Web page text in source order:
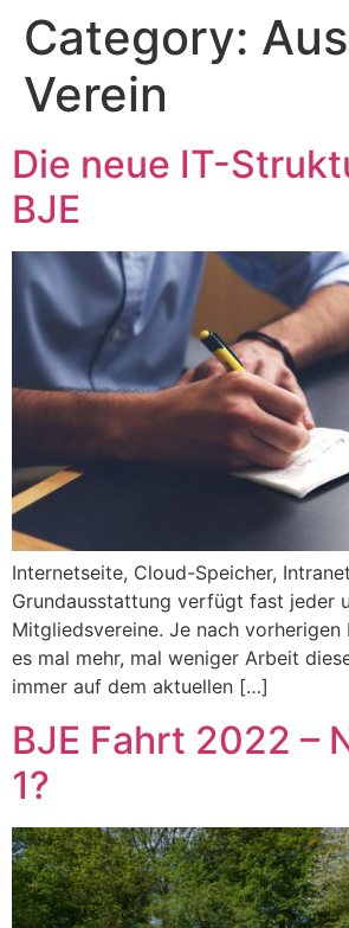
Category:
Verein
Die neue IT-
BJE
Internetseite, Cloud-Speicher,
Grundausstattung verfügt fast jeder
Mitgliedsvereine. Je nach vorherigen
es mal mehr, mal weniger Arbeit
immer auf dem aktuellen […]
BJE Fahrt 2022 –
1?